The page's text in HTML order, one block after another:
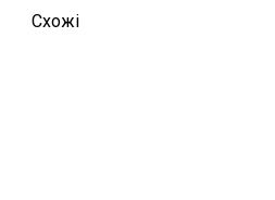
Схожi